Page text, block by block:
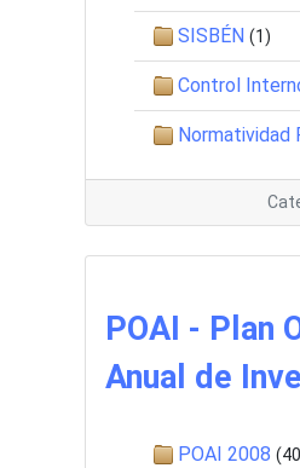
SISBÉN (1)
Control
Normatividad
POAI - Plan
Anual de
POAI 2008